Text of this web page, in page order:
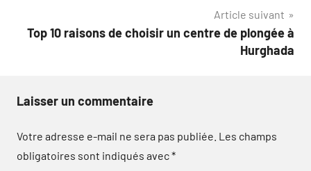
Article suivant
Top 10 raisons de choisir un centre de plongée à
Hurghada
Laisser un commentaire
Votre adresse e-mail ne sera pas publiée. Les champs
obligatoires sont indiqués avec*